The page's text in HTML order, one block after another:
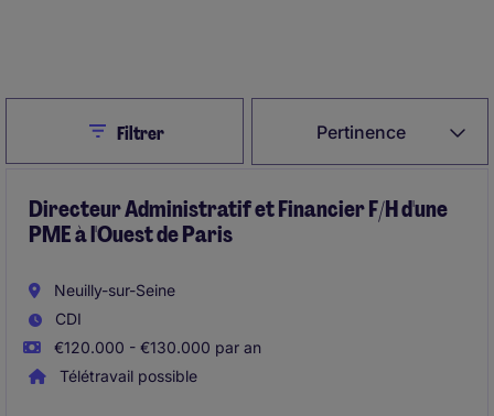
Pertinence
CloseFiltrer
Directeur Administratif et Financier F/H d'une
PME à l'Ouest de Paris
Neuilly-sur-Seine
CDI
€120.000 - €130.000 par an
Télétravail possible